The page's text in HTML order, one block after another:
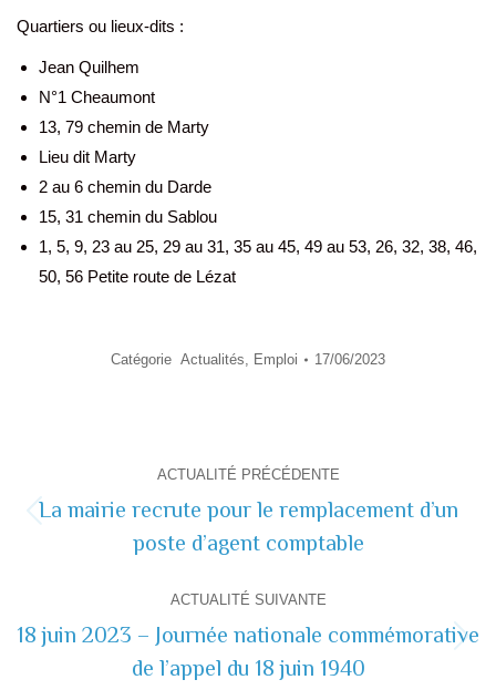
Quartiers ou lieux-dits :
Jean Quilhem
N°1 Cheaumont
13, 79 chemin de Marty
Lieu dit Marty
2 au 6 chemin du Darde
15, 31 chemin du Sablou
1, 5, 9, 23 au 25, 29 au 31, 35 au 45, 49 au 53, 26, 32, 38, 46,
50, 56 Petite route de Lézat
Catégorie Actualités, Emploi 17/06/2023
de
commentaire
ACTUALITÉ PRÉCÉDENTE
précédente
La mairie recrute pour le remplacement d’un
poste d’agent comptable
ACTUALITÉ SUIVANTE
suivante
18 juin 2023 – Journée nationale commémorative
de l’appel du 18 juin 1940